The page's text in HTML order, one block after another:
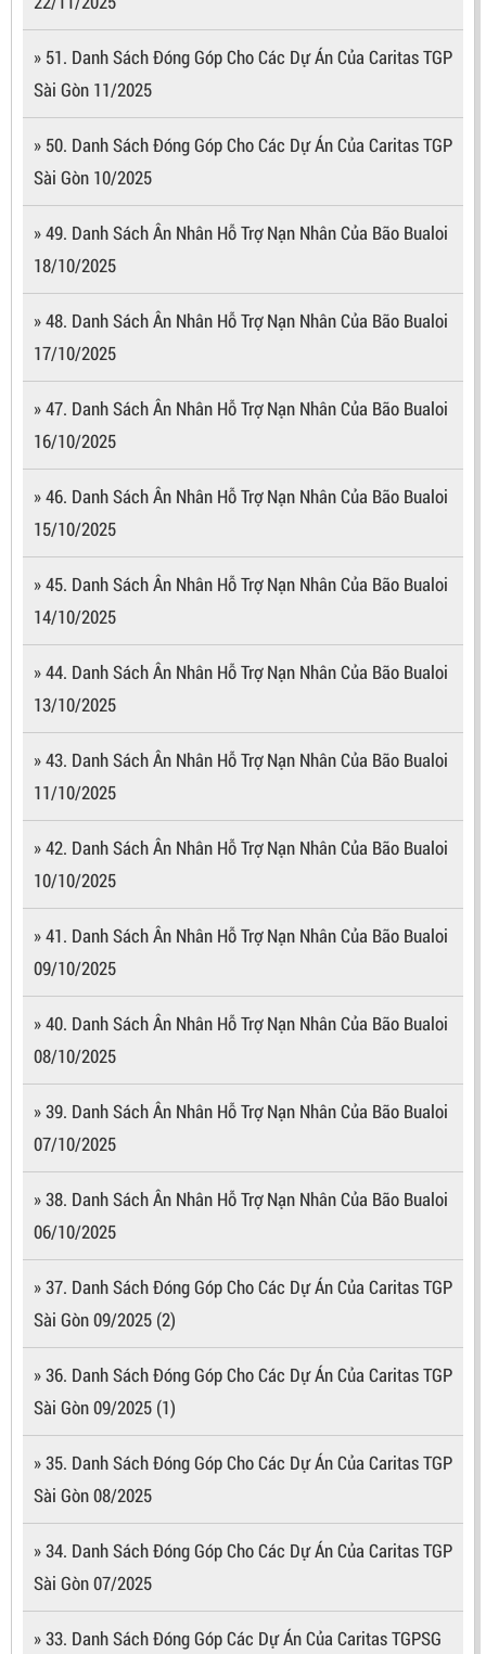
» 51. Danh Sách Đóng Góp Cho Các Dự Án Của Caritas TGP
Sài Gòn 11/2025
» 50. Danh Sách Đóng Góp Cho Các Dự Án Của Caritas TGP
Sài Gòn 10/2025
» 49. Danh Sách Ân Nhân Hỗ Trợ Nạn Nhân Của Bão Bualoi
18/10/2025
» 48. Danh Sách Ân Nhân Hỗ Trợ Nạn Nhân Của Bão Bualoi
17/10/2025
» 47. Danh Sách Ân Nhân Hỗ Trợ Nạn Nhân Của Bão Bualoi
16/10/2025
» 46. Danh Sách Ân Nhân Hỗ Trợ Nạn Nhân Của Bão Bualoi
15/10/2025
» 45. Danh Sách Ân Nhân Hỗ Trợ Nạn Nhân Của Bão Bualoi
14/10/2025
» 44. Danh Sách Ân Nhân Hỗ Trợ Nạn Nhân Của Bão Bualoi
13/10/2025
» 43. Danh Sách Ân Nhân Hỗ Trợ Nạn Nhân Của Bão Bualoi
11/10/2025
» 42. Danh Sách Ân Nhân Hỗ Trợ Nạn Nhân Của Bão Bualoi
10/10/2025
» 41. Danh Sách Ân Nhân Hỗ Trợ Nạn Nhân Của Bão Bualoi
09/10/2025
» 40. Danh Sách Ân Nhân Hỗ Trợ Nạn Nhân Của Bão Bualoi
08/10/2025
» 39. Danh Sách Ân Nhân Hỗ Trợ Nạn Nhân Của Bão Bualoi
07/10/2025
» 38. Danh Sách Ân Nhân Hỗ Trợ Nạn Nhân Của Bão Bualoi
06/10/2025
» 37. Danh Sách Đóng Góp Cho Các Dự Án Của Caritas TGP
Sài Gòn 09/2025 (2)
» 36. Danh Sách Đóng Góp Cho Các Dự Án Của Caritas TGP
Sài Gòn 09/2025 (1)
» 35. Danh Sách Đóng Góp Cho Các Dự Án Của Caritas TGP
Sài Gòn 08/2025
» 34. Danh Sách Đóng Góp Cho Các Dự Án Của Caritas TGP
Sài Gòn 07/2025
» 33. Danh Sách Đóng Góp Các Dự Án Của Caritas TGPSG